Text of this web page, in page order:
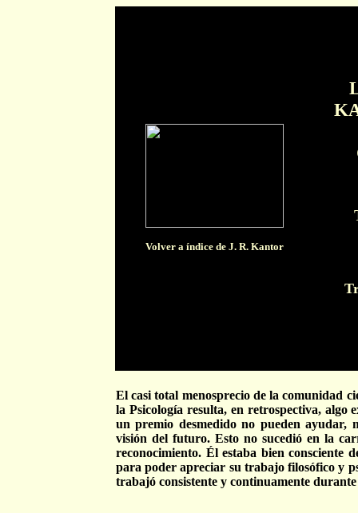
Volver a índice de J. R. Kantor
El casi total menosprecio de la comunidad
la Psicología resulta, en retrospectiva, algo
un premio desmedido no pueden
visión del futuro. Esto no sucedió en la
reconocimiento. Él estaba bien consciente
para poder apreciar su trabajo filosófico y
trabajó consistente y continuamente